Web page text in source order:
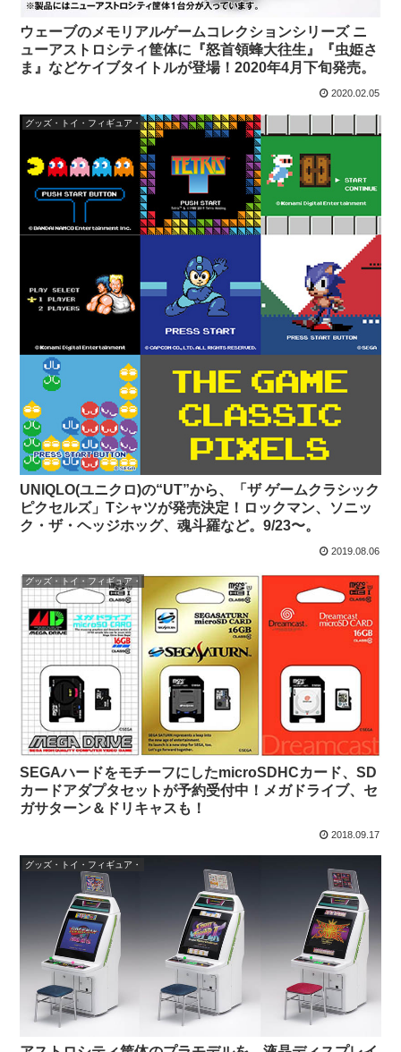
ウェーブのメモリアルゲームコレクションシリーズ ニ
ューアストロシティ筐体に『怒首領蜂大往生』『虫姫さ
ま』などケイブタイトルが登場！2020年4月下旬発売。
2020.02.05
グッズ・トイ・フィギュア・
UNIQLO(ユニクロ)の“UT”から、「ザ ゲームクラシック
ピクセルズ」Tシャツが発売決定！ロックマン、ソニッ
ク・ザ・ヘッジホッグ、魂斗羅など。9/23〜。
2019.08.06
グッズ・トイ・フィギュア・
SEGAハードをモチーフにしたmicroSDHCカード、SD
カードアダプタセットが予約受付中！メガドライブ、セ
ガサターン＆ドリキャスも！
2018.09.17
グッズ・トイ・フィギュア・